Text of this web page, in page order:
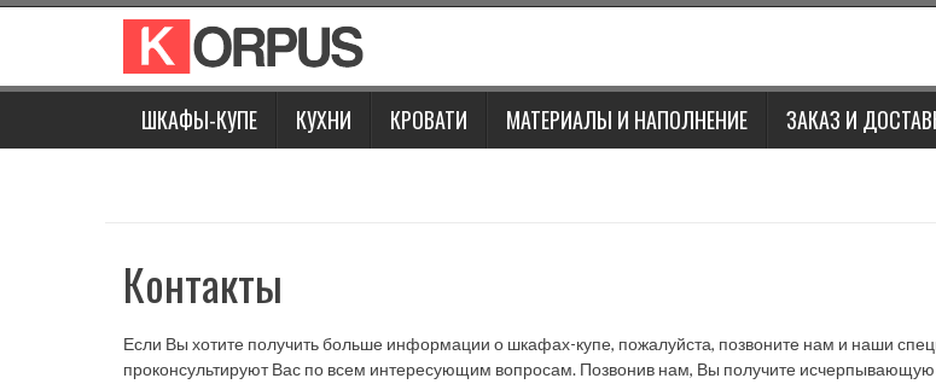
Наверх
ШКАФЫ-КУПЕ КУХНИ КРОВАТИ МАТЕРИАЛЫ И НАПОЛНЕНИЕ ЗАКАЗ И
Контакты
Если Вы хотите получить больше информации о шкафах-купе, пожалуйста, позвоните нам и наши
проконсультируют Вас по всем интересующим вопросам. Позвонив нам, Вы получите